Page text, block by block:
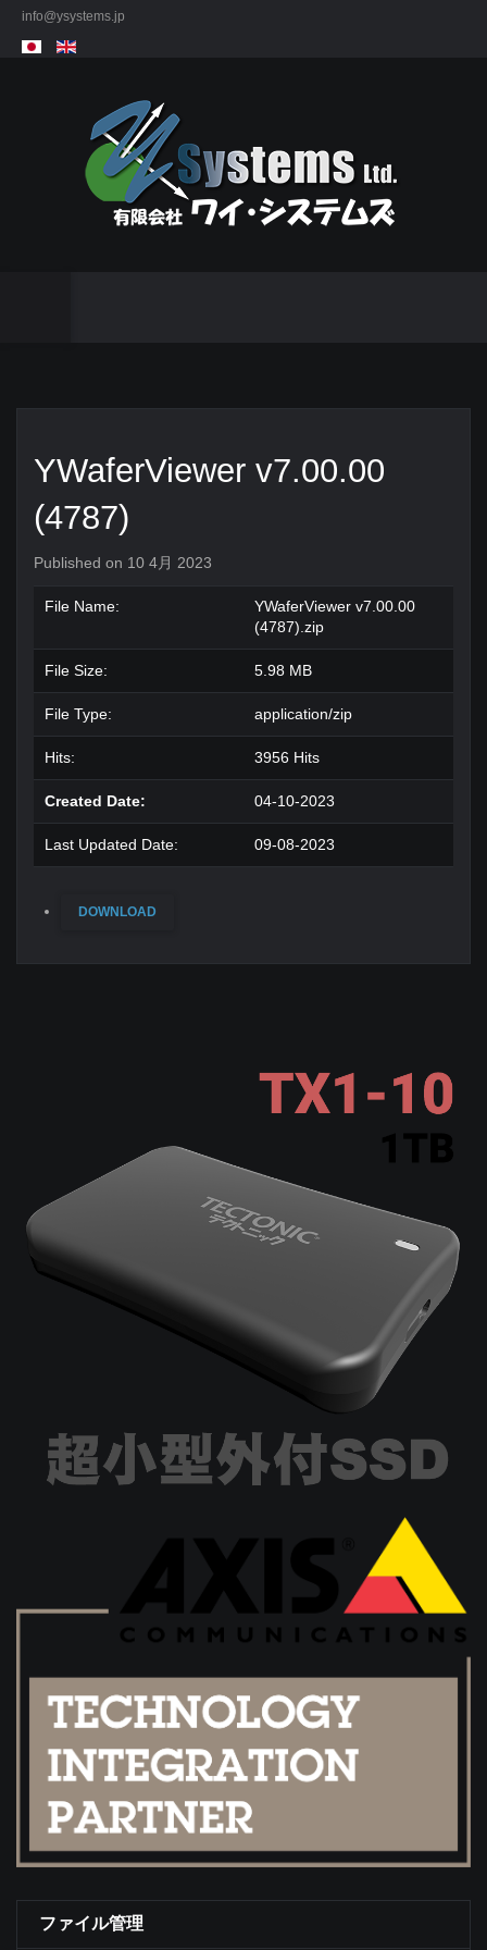
info@ysystems.jp
YWaferViewer v7.00.00
(4787)
Published on 10 4月 2023
File Name:
YWaferViewer v7.00.00
(4787).zip
File Size: 5.98 MB
File Type: application/zip
Hits: 3956 Hits
Created Date: 04-10-2023
Last Updated Date: 09-08-2023
DOWNLOAD
ファイル管理